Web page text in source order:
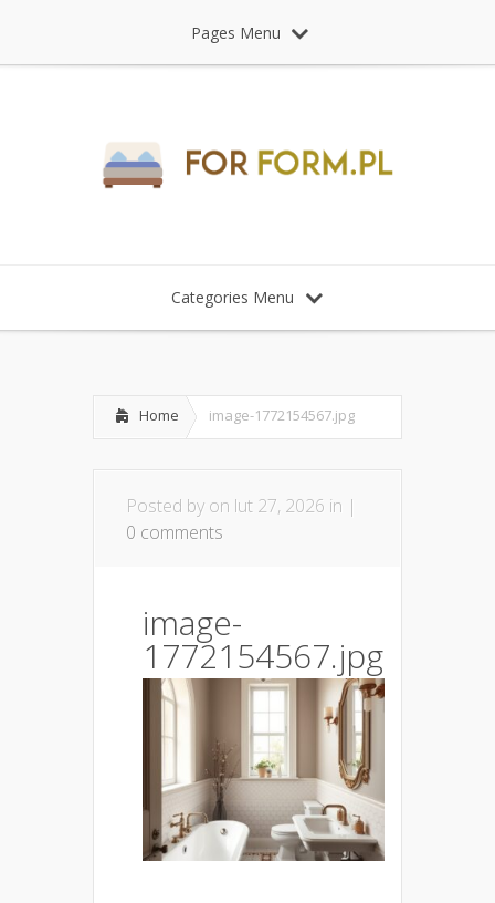
Pages Menu
Categories Menu
Home image-1772154567.jpg
Posted by on lut 27, 2026 in |
0 comments
image-
1772154567.jpg